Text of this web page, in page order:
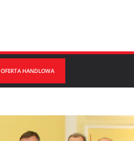
OFERTA HANDLOWA